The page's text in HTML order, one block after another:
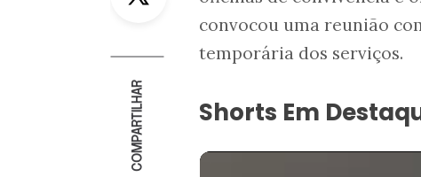
COMPARTILHAR
convocou uma reunião
temporária dos serviços.
Shorts Em